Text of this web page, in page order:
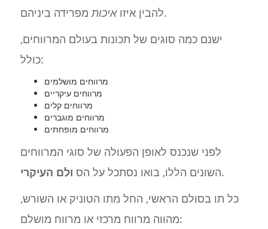
להבין איזואיכות
מפרידה ביניהם.
ישנם כמה סוגים של תכונות בעולם המרווחים,
כולל:
מרווחים מושלמים
מרווחים עיקריים
מרווחים קלים
מרווחים מוגברים
מרווחים מופחתים
לפני שנכנס לאופן הפעולה של סוגי המרווחים
השונים הללו, בואו נסתכל על הס ולם העיקרי
.
כל תו בסולם הראשי, החל מתו הטוניק או השורש,
מהווה מרווח מרכזי או מרווח מושלם: